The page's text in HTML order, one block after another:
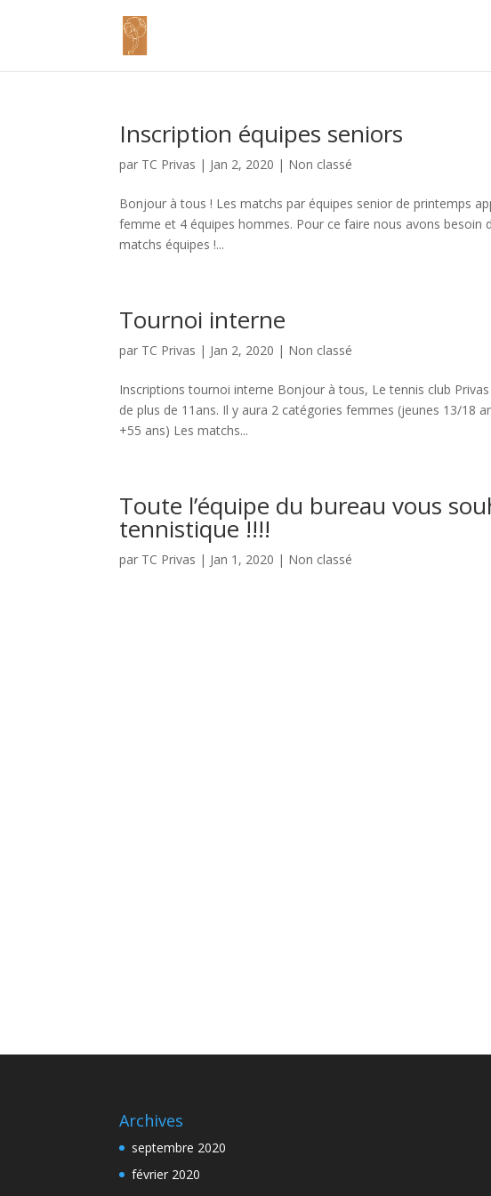
Inscription équipes seniors
par TC Privas | Jan 2, 2020 | Non classé
Bonjour à tous ! Les matchs par équipes senior de printemps
femme et 4 équipes hommes. Pour ce faire nous avons
matchs équipes !...
Tournoi interne
par TC Privas | Jan 2, 2020 | Non classé
Inscriptions tournoi interne Bonjour à tous, Le tennis club
de plus de 11ans. Il y aura 2 catégories femmes (jeunes 13/18
+55 ans) Les matchs...
Toute l’équipe du bureau vous
tennistique !!!!
par TC Privas | Jan 1, 2020 | Non classé
Archives
septembre 2020
février 2020